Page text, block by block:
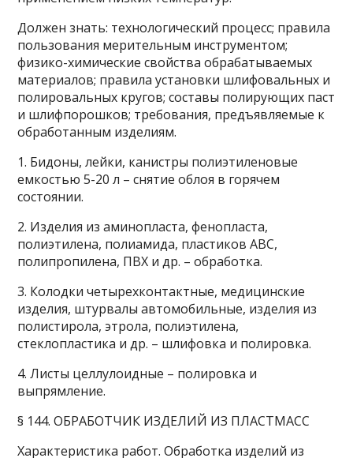
Должен знать: технологический процесс; правила
пользования мерительным инструментом;
физико-химические свойства обрабатываемых
материалов; правила установки шлифовальных и
полировальных кругов; составы полирующих паст
и шлифпорошков; требования, предъявляемые к
обработанным изделиям.
1. Бидоны, лейки, канистры полиэтиленовые
емкостью 5-20 л – снятие облоя в горячем
состоянии.
2. Изделия из аминопласта, фенопласта,
полиэтилена, полиамида, пластиков АВС,
полипропилена, ПВХ и др. – обработка.
3. Колодки четырехконтактные, медицинские
изделия, штурвалы автомобильные, изделия из
полистирола, этрола, полиэтилена,
стеклопластика и др. – шлифовка и полировка.
4. Листы целлулоидные – полировка и
выпрямление.
§ 144. ОБРАБОТЧИК ИЗДЕЛИЙ ИЗ ПЛАСТМАСС
Характеристика работ. Обработка изделий из